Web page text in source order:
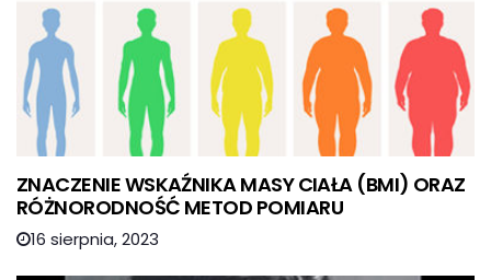
ZNACZENIE WSKAŹNIKA MASY CIAŁA (BMI) ORAZ
RÓŻNORODNOŚĆ METOD POMIARU
16 sierpnia, 2023